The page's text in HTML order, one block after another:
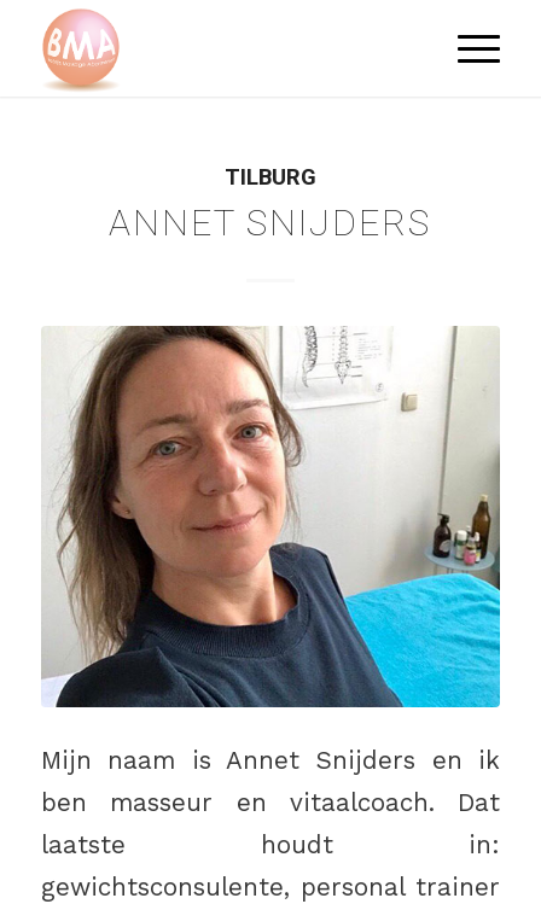
TILBURG
ANNET SNIJDERS
Mijn naam is Annet Snijders en ik
ben masseur en vitaalcoach. Dat
laatste houdt in:
gewichtsconsulente, personal trainer